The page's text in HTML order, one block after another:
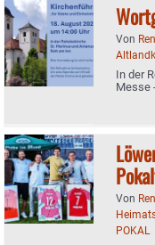
Von
In der
Messe
Von
POKAL